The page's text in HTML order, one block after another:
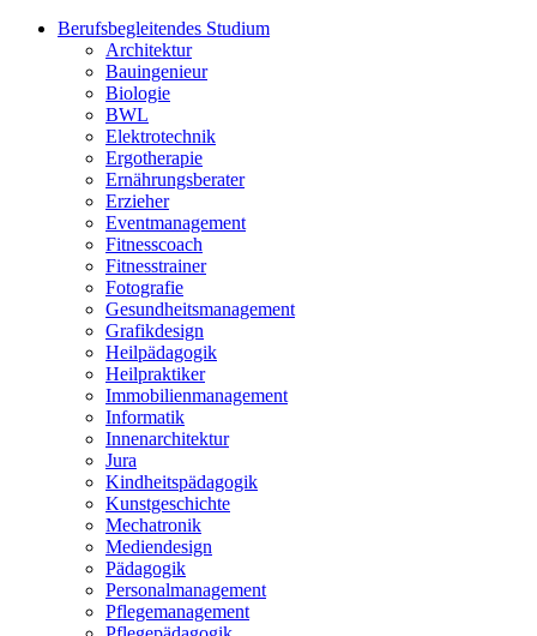
Berufsbegleitendes Studium
Architektur
Bauingenieur
Biologie
BWL
Elektrotechnik
Ergotherapie
Ernährungsberater
Erzieher
Eventmanagement
Fitnesscoach
Fitnesstrainer
Fotografie
Gesundheitsmanagement
Grafikdesign
Heilpädagogik
Heilpraktiker
Immobilienmanagement
Informatik
Innenarchitektur
Jura
Kindheitspädagogik
Kunstgeschichte
Mechatronik
Mediendesign
Pädagogik
Personalmanagement
Pflegemanagement